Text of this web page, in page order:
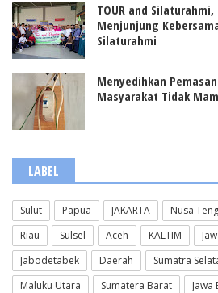
TOUR and
Menjunjung
Silaturahmi
Menyedihkan
Masyarakat Tidak
LABEL
Sulut Papua JAKARTA Nusa
Riau
Sulsel Aceh KALTIM
Jabodetabek
Daerah Sumatra
Maluku Utara
Sumatera Barat Jawa